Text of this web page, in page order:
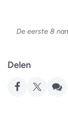
De eerste 8
Delen